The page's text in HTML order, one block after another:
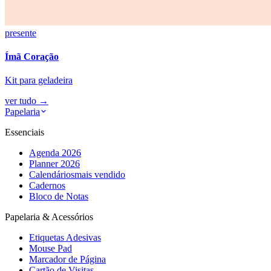
presente
Ímã Coração
Kit para geladeira
ver tudo →
Papelaria
Essenciais
Agenda 2026
Planner 2026
Calendáriosmais vendido
Cadernos
Bloco de Notas
Papelaria & Acessórios
Etiquetas Adesivas
Mouse Pad
Marcador de Página